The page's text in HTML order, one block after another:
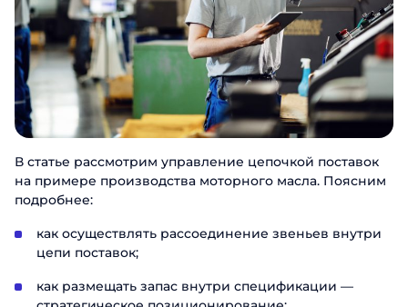
В статье рассмотрим управление цепочкой поставок
на примере производства моторного масла. Поясним
подробнее:
как осуществлять рассоединение звеньев внутри
цепи поставок;
как размещать запас внутри спецификации —